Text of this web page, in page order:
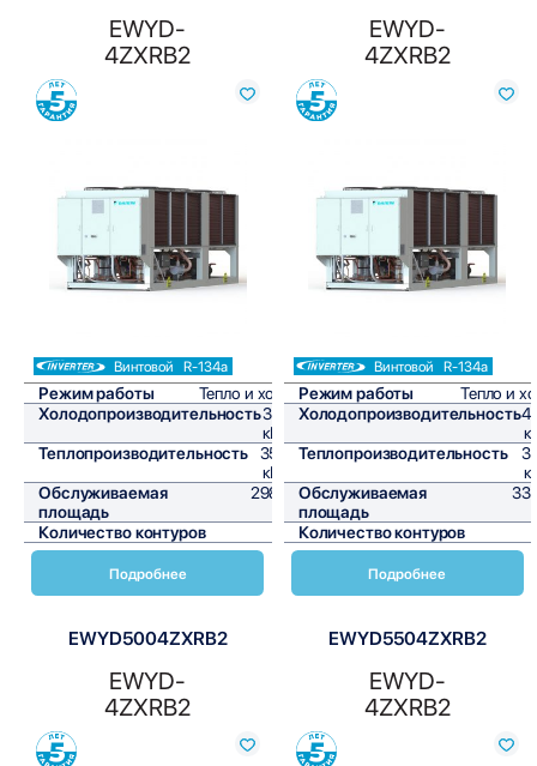
EWYD-
4ZXRB2
Сравнить
Винтовой R-134a
Режим работы
Тепло и холод
Холодопроизводительность357,9
кВт/ч
Теплопроизводительность
358,3
кВт/ч
Обслуживаемая
площадь
2982,5
м²
Количество контуров
2
Подробнее
EWYD-
4ZXRB2
Сравнить
Винтовой R-134a
Режим работы
Тепло и
Холодопроизводительность
Теплопроизводительность
Обслуживаемая
площадь
Количество контуров
Подробнее
EWYD5004ZXRB2
EWYD-
4ZXRB2
EWYD5504ZXRB2
EWYD-
4ZXRB2